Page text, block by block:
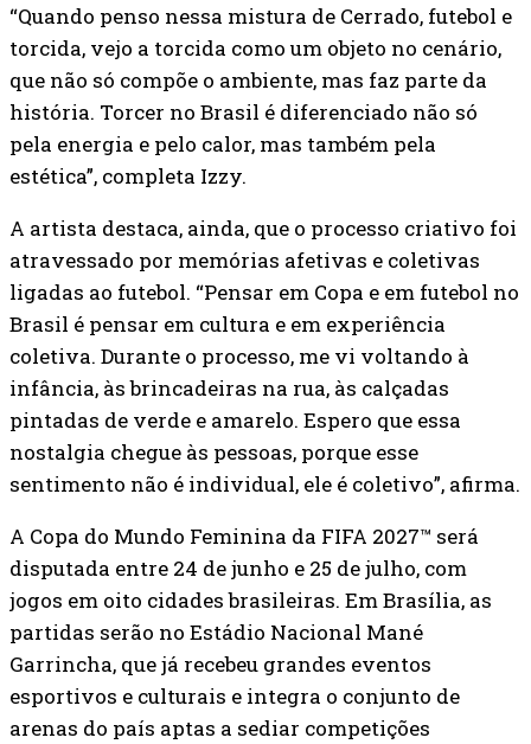
“Quando penso nessa mistura de Cerrado, futebol e
torcida, vejo a torcida como um objeto no cenário,
que não só compõe o ambiente, mas faz parte da
história. Torcer no Brasil é diferenciado não só
pela energia e pelo calor, mas também pela
estética”, completa Izzy.
A artista destaca, ainda, que o processo criativo foi
atravessado por memórias afetivas e coletivas
ligadas ao futebol. “Pensar em Copa e em futebol no
Brasil é pensar em cultura e em experiência
coletiva. Durante o processo, me vi voltando à
infância, às brincadeiras na rua, às calçadas
pintadas de verde e amarelo. Espero que essa
nostalgia chegue às pessoas, porque esse
sentimento não é individual, ele é coletivo”, afirma.
A Copa do Mundo Feminina da FIFA 2027™ será
disputada entre 24 de junho e 25 de julho, com
jogos em oito cidades brasileiras. Em Brasília, as
partidas serão no Estádio Nacional Mané
Garrincha, que já recebeu grandes eventos
esportivos e culturais e integra o conjunto de
arenas do país aptas a sediar competições